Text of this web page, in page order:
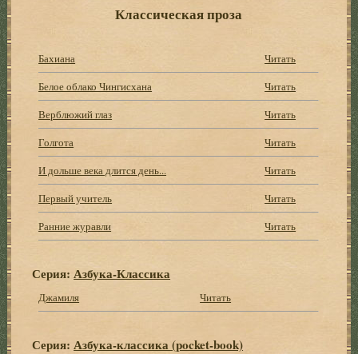
Классическая проза
Бахиана
Читать
Белое облако Чингисхана
Читать
Верблюжий глаз
Читать
Голгота
Читать
И дольше века длится день...
Читать
Первый учитель
Читать
Ранние журавли
Читать
Серия:Азбука-Классика
Джамиля Читать
Серия:Азбука-классика (pocket-book)